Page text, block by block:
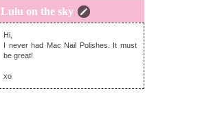
Lulu on the sky
quinta-feira, julho 23, 2020
Hi,
I never had Mac Nail Polishes. It must
be great!
xo